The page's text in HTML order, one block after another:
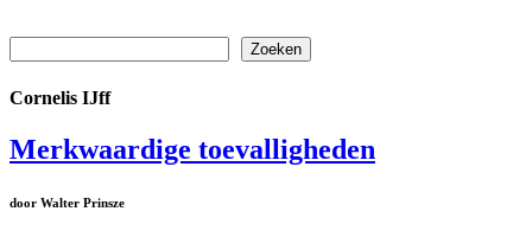
Zoeken
Cornelis IJff
Merkwaardige toevalligheden
door Walter Prinsze